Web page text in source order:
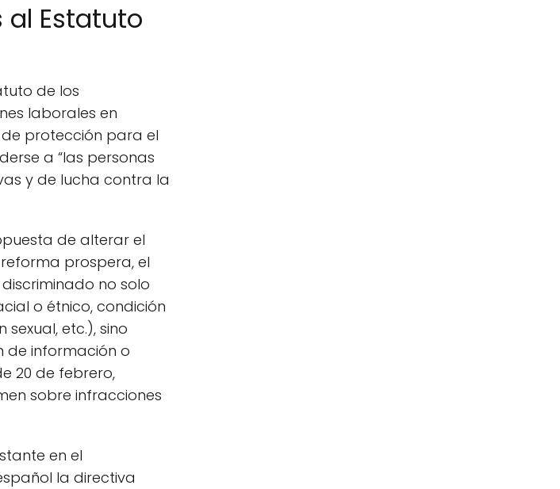
Estatuto
de los
laborales en
protección para el
a “las personas
y de lucha contra la
de alterar el
prospera, el
no solo
o étnico, condición
etc.), sino
de información o
20 de febrero,
sobre infracciones
en el
la directiva